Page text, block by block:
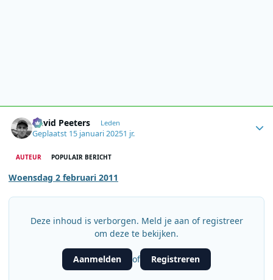
David Peeters Leden
Geplaatst 15 januari 20251 jr.
AUTEUR POPULAIR BERICHT
Woensdag 2 februari 2011
Deze inhoud is verborgen. Meld je aan of registreer
om deze te bekijken.
Aanmelden of Registreren